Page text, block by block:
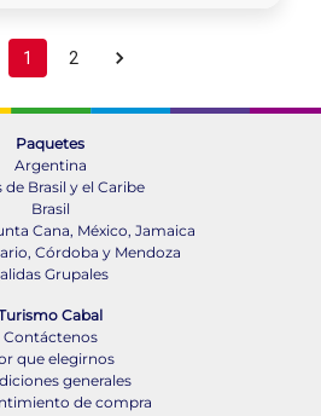
1 2
Paquetes
Argentina
de Brasil y el Caribe
Brasil
Cana, México, Jamaica
Córdoba y Mendoza
Grupales
Cabal
Contáctenos
que elegirnos
generales
de compra